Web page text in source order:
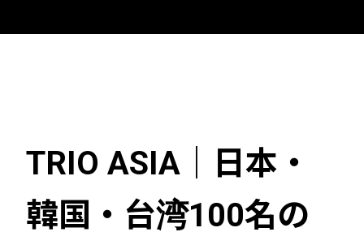
TRIO ASIA｜日本・
韓国・台湾100名の